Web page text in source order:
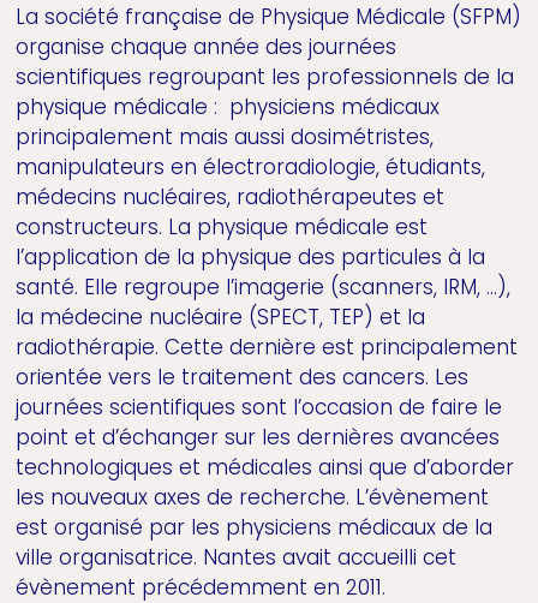
La société française de Physique Médicale (SFPM)
organise chaque année des journées
scientifiques regroupant les professionnels de la
physique médicale : physiciens médicaux
principalement mais aussi dosimétristes,
manipulateurs en électroradiologie, étudiants,
médecins nucléaires, radiothérapeutes et
constructeurs. La physique médicale est
l’application de la physique des particules à la
santé. Elle regroupe l’imagerie (scanners, IRM, …),
la médecine nucléaire (SPECT, TEP) et la
radiothérapie. Cette dernière est principalement
orientée vers le traitement des cancers. Les
journées scientifiques sont l’occasion de faire le
point et d’échanger sur les dernières avancées
technologiques et médicales ainsi que d’aborder
les nouveaux axes de recherche. L’évènement
est organisé par les physiciens médicaux de la
ville organisatrice. Nantes avait accueilli cet
évènement précédemment en 2011.